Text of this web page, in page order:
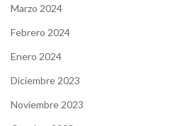
Marzo 2024
Febrero 2024
Enero 2024
Diciembre 2023
Noviembre 2023